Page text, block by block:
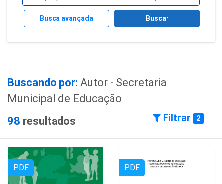
Busca avançada Buscar
Buscando por: Autor - Secretaria
Municipal de Educação
98 resultados Filtrar 2
PDF PDF